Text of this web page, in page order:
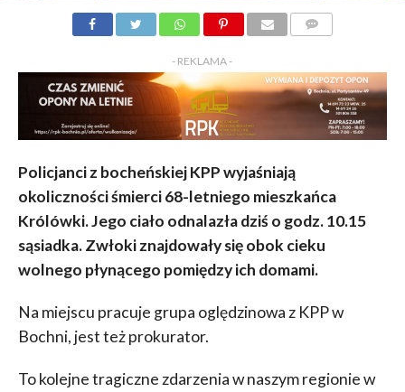
- REKLAMA -
Policjanci z bocheńskiej KPP wyjaśniają
okoliczności śmierci 68-letniego mieszkańca
Królówki. Jego ciało odnalazła dziś o godz. 10.15
sąsiadka. Zwłoki znajdowały się obok cieku
wolnego płynącego pomiędzy ich domami.
Na miejscu pracuje grupa oględzinowa z KPP w
Bochni, jest też prokurator.
To kolejne tragiczne zdarzenia w naszym regionie w